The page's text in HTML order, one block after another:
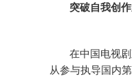
突破自我创
在中国电视
从参与执导国内